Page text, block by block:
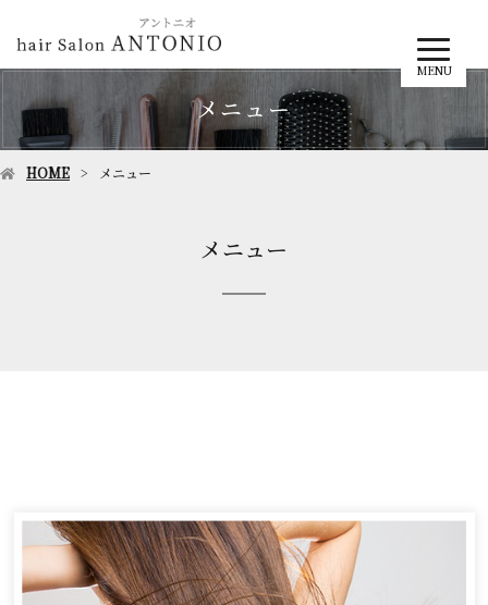
MENU
メニュー
HOME メニュー
メニュー